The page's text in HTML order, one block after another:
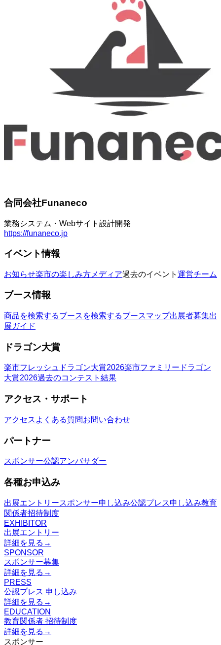
合同会社Funaneco
業務システム・Webサイト設計開発
https://funaneco.jp
イベント情報
お知らせ楽市の楽しみ方 メディア過去のイベント 運営チーム
ブース情報
商品を検索するブースを検索するブースマップ出展者募集出
展ガイド
ドラゴン大賞
楽市フレッシュドラゴン大賞2026楽市ファミリードラゴン
大賞2026過去のコンテスト結果
アクセス・サポート
アクセス よくある質問お問い合わせ
パートナー
スポンサー公認アンバサダー
各種お申込み
出展エントリースポンサー申し込み公認プレス申し込み教育
関係者招待制度
EXHIBITOR
出展エントリー
詳細を見る →
SPONSOR
スポンサー募集
詳細を見る →
PRESS
公認プレス 申し込み
詳細を見る →
EDUCATION
教育関係者 招待制度
詳細を見る →
スポンサー